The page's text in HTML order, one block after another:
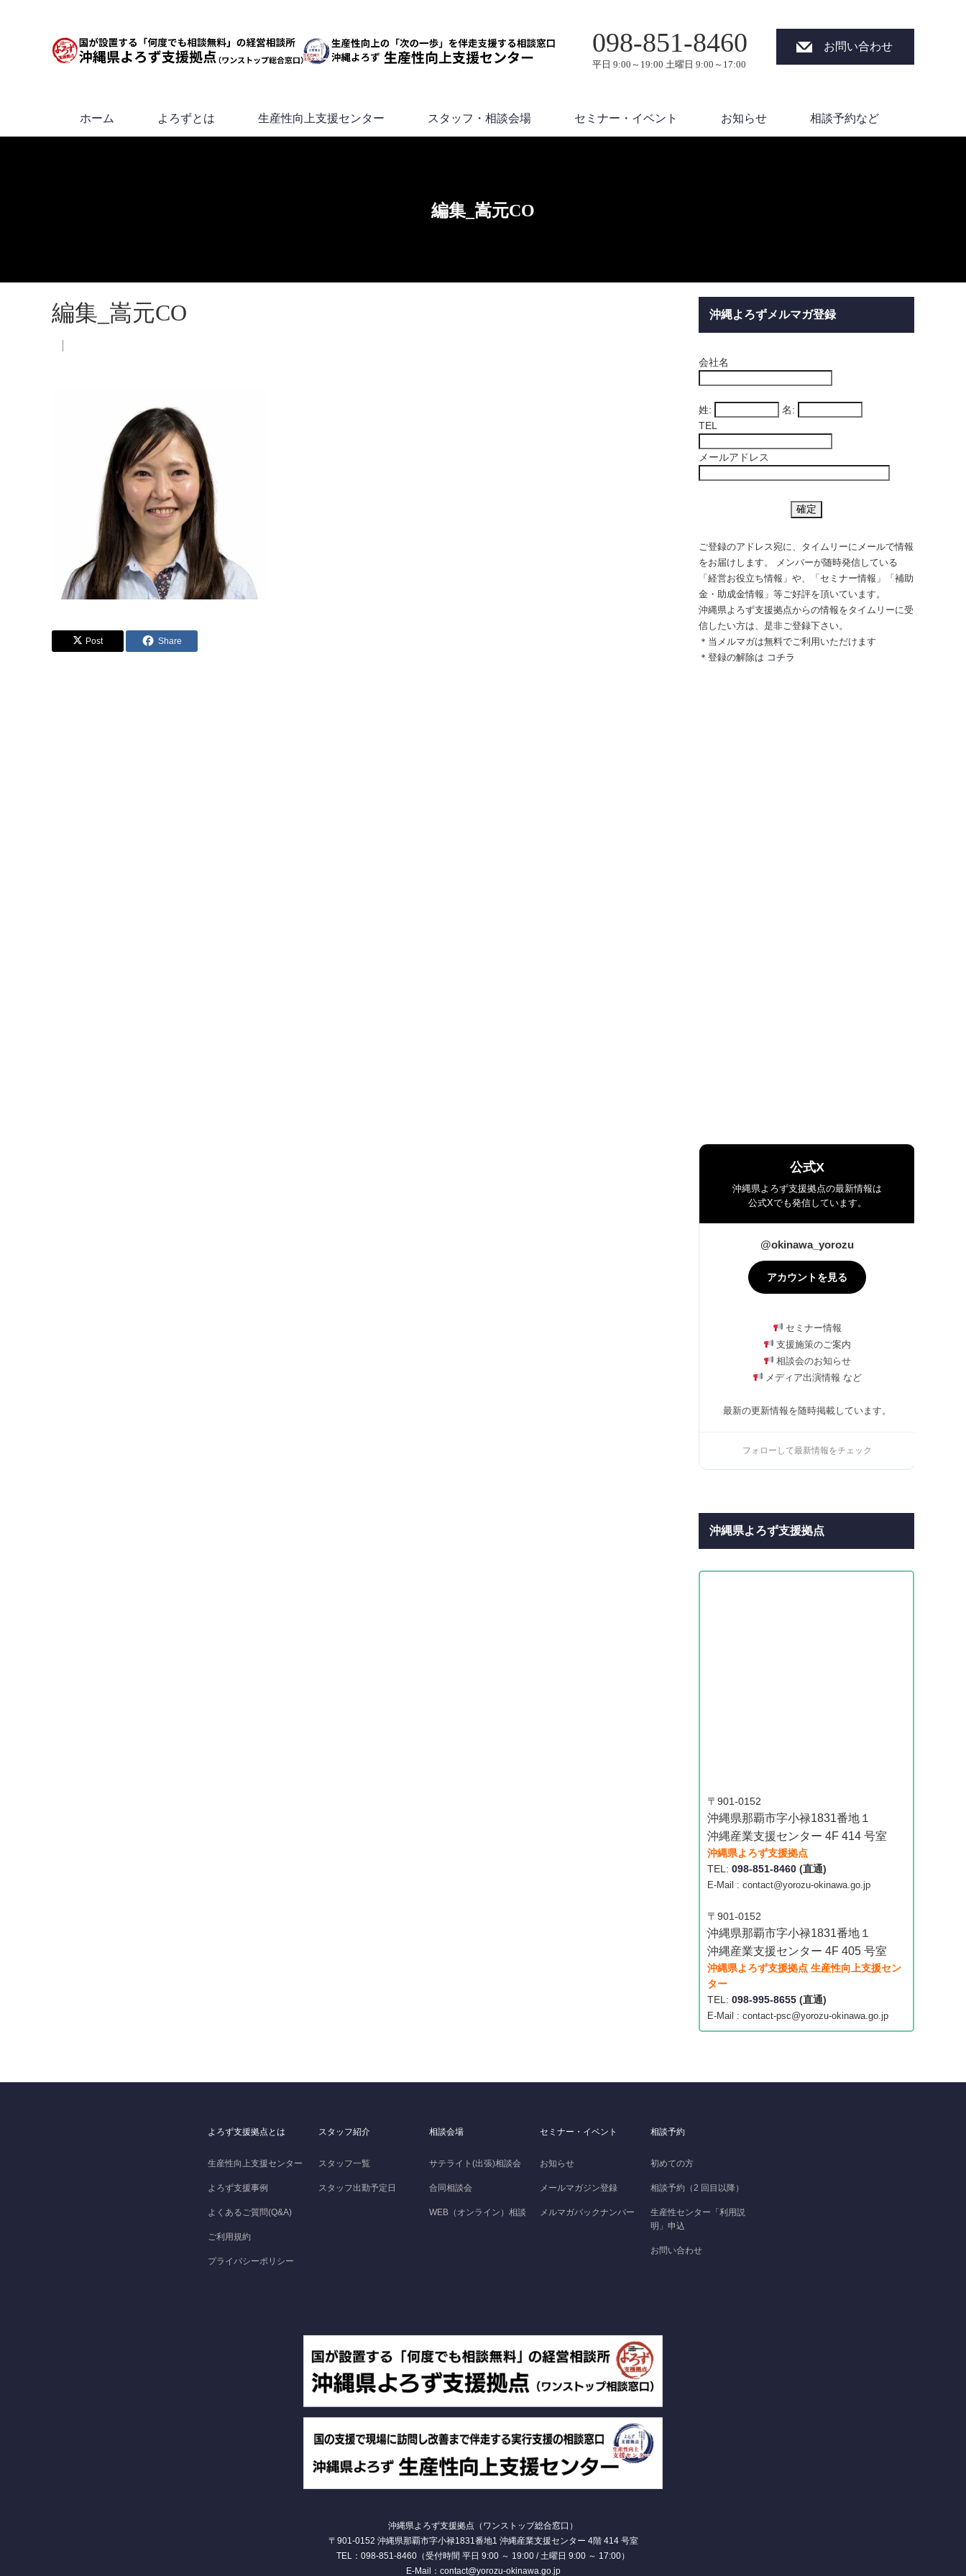
098-851-8460
平日 9:00～19:00 土曜日 9:00～17:00
お問い合わせ
ホーム よろずとは 生産性向上支援センター スタッフ・相談会場 セミナー・イベント お知らせ 相談予約など
編集_嵩元CO
編集_嵩元CO
Post Share
沖縄よろずメルマガ登録
会社名
姓:
名:
TEL
メールアドレス
ご登録のアドレス宛に、タイムリーにメールで情報
をお届けします。 メンバーが随時発信している
「経営お役立ち情報」や、「セミナー情報」「補助
金・助成金情報」等ご好評を頂いています。
沖縄県よろず支援拠点からの情報をタイムリーに受
信したい方は、是非ご登録下さい。
＊当メルマガは無料でご利用いただけます
＊登録の解除は コチラ
公式X
沖縄県よろず支援拠点の最新情報は
公式Xでも発信しています。
@okinawa_yorozu
アカウントを見る
セミナー情報
支援施策のご案内
相談会のお知らせ
メディア出演情報 など
最新の更新情報を随時掲載しています。
フォローして最新情報をチェック
沖縄県よろず支援拠点
〒901-0152
沖縄県那覇市字小禄1831番地１
沖縄産業支援センター 4F 414 号室
沖縄県よろず支援拠点
TEL: 098-851-8460 (直通)
E-Mail : contact@yorozu-okinawa.go.jp
〒901-0152
沖縄県那覇市字小禄1831番地１
沖縄産業支援センター 4F 405 号室
沖縄県よろず支援拠点 生産性向上支援セン
ター
TEL: 098-995-8655 (直通)
E-Mail : contact-psc@yorozu-okinawa.go.jp
よろず支援拠点とは
生産性向上支援センター
よろず支援事例
よくあるご質問(Q&A)
ご利用規約
プライバシーポリシー
スタッフ紹介
スタッフ一覧
スタッフ出勤予定日
相談会場
サテライト(出張)相談会
合同相談会
WEB（オンライン）相談
セミナー・イベント
お知らせ
メールマガジン登録
メルマガバックナンバー
相談予約
初めての方
相談予約（2 回目以降）
生産性センター「利用説
明」申込
お問い合わせ
沖縄県よろず支援拠点（ワンストップ総合窓口）
〒901-0152 沖縄県那覇市字小禄1831番地1 沖縄産業支援センター 4階 414 号室
TEL：098-851-8460（受付時間 平日 9:00 ～ 19:00 / 土曜日 9:00 ～ 17:00）
E-Mail：contact@yorozu-okinawa.go.jp